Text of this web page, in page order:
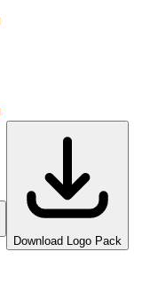
Download Logo Pack